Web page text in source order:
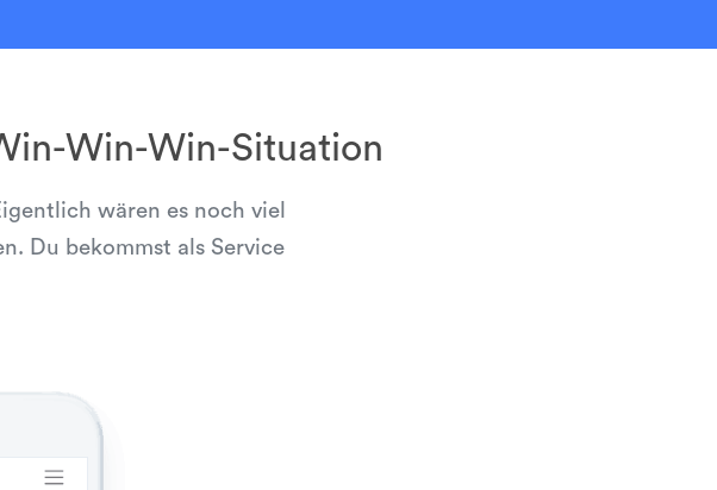
Win-Win-Situation
wären es noch viel
Du bekommst als Service